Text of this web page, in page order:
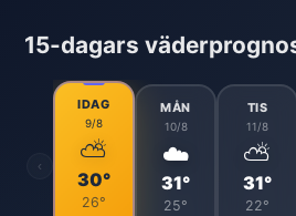
15-dagars
‹
IDAG
9/8
⛅
30°
26°
MÅN
10/8
☁️
31°
25°
TIS
11/8
⛅
31°
22°